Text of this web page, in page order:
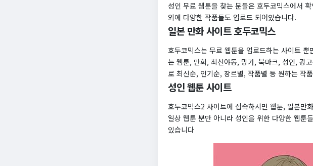
성인 무료 웹툰을 찾는 분들은 호두코믹스에서
외에 다양한 작품들도 업로드 되어있습니다.
일본 만화 사이트 호두코믹스
호두코믹스는 무료 웹툰을 업로드하는 사이트
는 웹툰, 만화, 최신야동, 망가, 북마크, 성인, 광
로 최신순, 인기순, 장르별, 작품별 등 원하는 작
성인 웹툰 사이트
호두코믹스2 사이트에 접속하시면 웹툰, 일본만
일상 웹툰 뿐만 아니라 성인을 위한 다양한 웹툰
있습니다